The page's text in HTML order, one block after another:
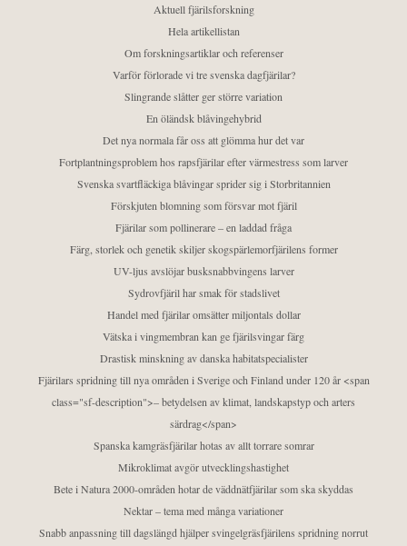
Aktuell fjärilsforskning
Hela artikellistan
Om forskningsartiklar och referenser
Varför förlorade vi tre svenska dagfjärilar?
Slingrande slåtter ger större variation
En öländsk blåvingehybrid
Det nya normala får oss att glömma hur det var
Fortplantningsproblem hos rapsfjärilar efter värmestress som larver
Svenska svartfläckiga blåvingar sprider sig i Storbritannien
Förskjuten blomning som försvar mot fjäril
Fjärilar som pollinerare – en laddad fråga
Färg, storlek och genetik skiljer skogspärlemorfjärilens former
UV-ljus avslöjar busksnabbvingens larver
Sydrovfjäril har smak för stadslivet
Handel med fjärilar omsätter miljontals dollar
Vätska i vingmembran kan ge fjärilsvingar färg
Drastisk minskning av danska habitatspecialister
Fjärilars spridning till nya områden i Sverige och Finland under 120 år <span
class="sf-description">– betydelsen av klimat, landskapstyp och arters
särdrag</span>
Spanska kamgräsfjärilar hotas av allt torrare somrar
Mikroklimat avgör utvecklingshastighet
Bete i Natura 2000-områden hotar de väddnätfjärilar som ska skyddas
Nektar – tema med många variationer
Snabb anpassning till dagslängd hjälper svingelgräsfjärilens spridning norrut